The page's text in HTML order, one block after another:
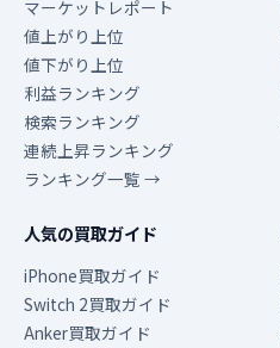
マーケットレポート
値上がり上位
値下がり上位
利益ランキング
検索ランキング
連続上昇ランキング
ランキング一覧 →
人気の買取ガイド
iPhone買取ガイド
Switch 2買取ガイド
Anker買取ガイド